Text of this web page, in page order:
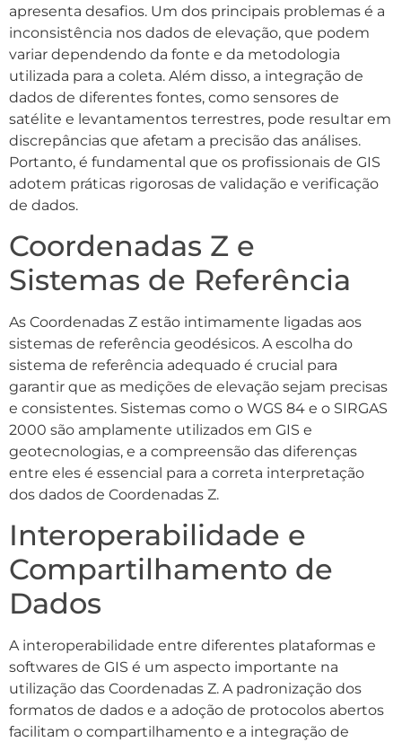
apresenta desafios. Um dos principais problemas é a
inconsistência nos dados de elevação, que podem
variar dependendo da fonte e da metodologia
utilizada para a coleta. Além disso, a integração de
dados de diferentes fontes, como sensores de
satélite e levantamentos terrestres, pode resultar em
discrepâncias que afetam a precisão das análises.
Portanto, é fundamental que os profissionais de GIS
adotem práticas rigorosas de validação e verificação
de dados.
Coordenadas Z e
Sistemas de Referência
As Coordenadas Z estão intimamente ligadas aos
sistemas de referência geodésicos. A escolha do
sistema de referência adequado é crucial para
garantir que as medições de elevação sejam precisas
e consistentes. Sistemas como o WGS 84 e o SIRGAS
2000 são amplamente utilizados em GIS e
geotecnologias, e a compreensão das diferenças
entre eles é essencial para a correta interpretação
dos dados de Coordenadas Z.
Interoperabilidade e
Compartilhamento de
Dados
A interoperabilidade entre diferentes plataformas e
softwares de GIS é um aspecto importante na
utilização das Coordenadas Z. A padronização dos
formatos de dados e a adoção de protocolos abertos
facilitam o compartilhamento e a integração de